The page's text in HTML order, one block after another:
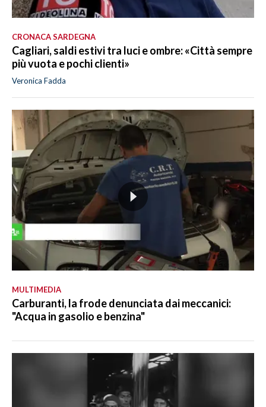
CRONACA SARDEGNA
Cagliari, saldi estivi tra luci e ombre: «Città sempre
più vuota e pochi clienti»
Veronica Fadda
MULTIMEDIA
Carburanti, la frode denunciata dai meccanici:
"Acqua in gasolio e benzina"